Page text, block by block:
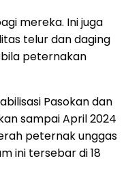
mereka. Ini juga
telur dan daging
peternakan
Pasokan dan
sampai April 2024
peternak unggas
ini tersebar di 18